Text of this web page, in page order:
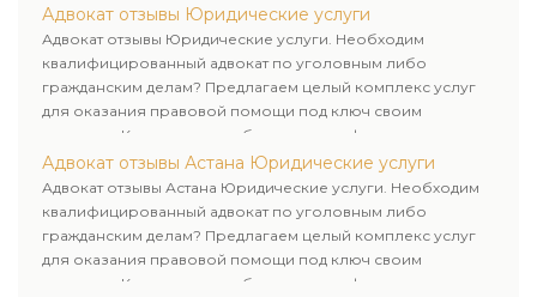
юридических лиц. Индивидуальный подход к каждому
клиенту.
Адвокат отзывы Юридические услуги
Адвокат отзывы Юридические услуги. Необходим
квалифицированный адвокат по уголовным либо
гражданским делам? Предлагаем целый комплекс услуг
для оказания правовой помощи под ключ своим
клиентам. Комплексное обслуживание физических и
юридических лиц. Индивидуальный подход к каждому
клиенту.
Адвокат отзывы Астана Юридические услуги
Адвокат отзывы Астана Юридические услуги. Необходим
квалифицированный адвокат по уголовным либо
гражданским делам? Предлагаем целый комплекс услуг
для оказания правовой помощи под ключ своим
клиентам. Комплексное обслуживание физических и